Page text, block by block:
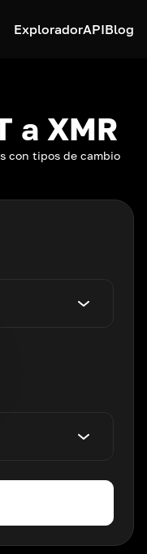
ExploradorAPIBlog
a XMR
con tipos de cambio